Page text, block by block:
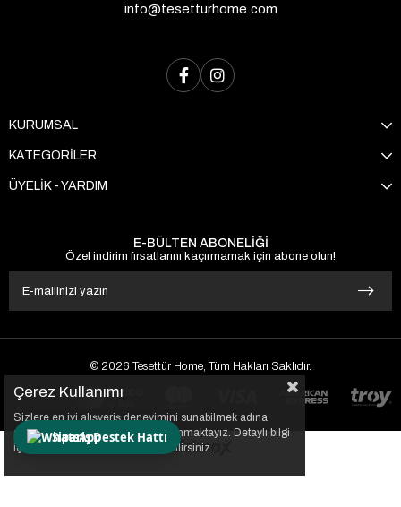
Sipariş Destek Hattı
info@tesetturhome.com
KURUMSAL
KATEGORİLER
ÜYELİK - YARDIM
E-BÜLTEN ABONELİĞİ
Özel indirim fırsatlarını kaçırmamak için abone olun!
© 2026 Tesettür Home, Tüm Hakları Saklıdır.
Çerez Kullanımı
Sizlere en iyi alışveriş deneyimini sunabilmek adına
sitemizde çerezler(cookies) kullanmaktayız. Detaylı bilgi
için Kvkk sözleşmesini inceleyebilirsiniz.